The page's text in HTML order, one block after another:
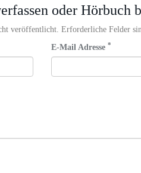
oder Hörbuch
veröffentlicht. Erforderliche Felder
E-Mail Adresse *